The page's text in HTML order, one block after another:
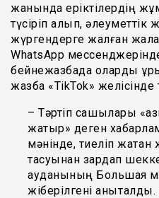
жанында еріктілердің
түсіріп алып, әлеуметтік
жүргендерге жалған
WhatsApp
бейнежазбада оларды
жазба «TikTok» желісінде
– Тәртіп сақшылары
жатыр» деген
мәнінде, тиеліп жатқан
тасуынан зардап
ауданының Большая
жіберілгені